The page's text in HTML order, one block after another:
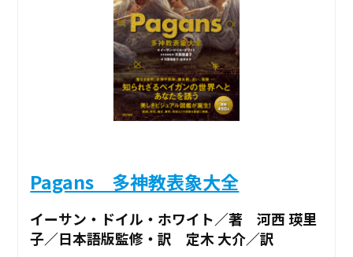
Pagans 多神教表象大全
イーサン・ドイル・ホワイト／著 河西 瑛里
子／日本語版監修・訳 定木 大介／訳